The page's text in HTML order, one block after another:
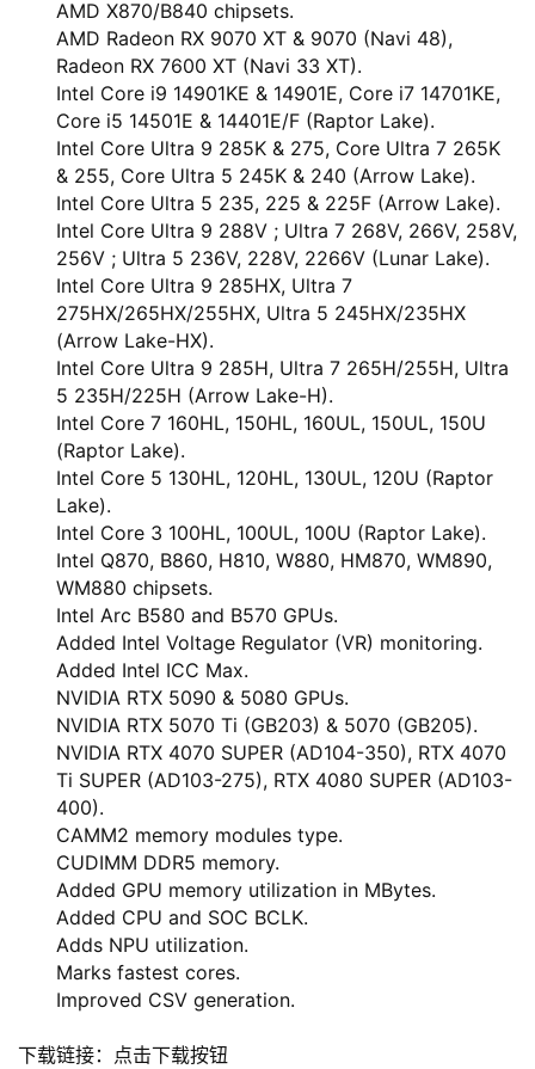
AMD X870/B840 chipsets.
AMD Radeon RX 9070 XT & 9070 (Navi 48),
Radeon RX 7600 XT (Navi 33 XT).
Intel Core i9 14901KE & 14901E, Core i7 14701KE,
Core i5 14501E & 14401E/F (Raptor Lake).
Intel Core Ultra 9 285K & 275, Core Ultra 7 265K
& 255, Core Ultra 5 245K & 240 (Arrow Lake).
Intel Core Ultra 5 235, 225 & 225F (Arrow Lake).
Intel Core Ultra 9 288V ; Ultra 7 268V, 266V, 258V,
256V ; Ultra 5 236V, 228V, 2266V (Lunar Lake).
Intel Core Ultra 9 285HX, Ultra 7
275HX/265HX/255HX, Ultra 5 245HX/235HX
(Arrow Lake-HX).
Intel Core Ultra 9 285H, Ultra 7 265H/255H, Ultra
5 235H/225H (Arrow Lake-H).
Intel Core 7 160HL, 150HL, 160UL, 150UL, 150U
(Raptor Lake).
Intel Core 5 130HL, 120HL, 130UL, 120U (Raptor
Lake).
Intel Core 3 100HL, 100UL, 100U (Raptor Lake).
Intel Q870, B860, H810, W880, HM870, WM890,
WM880 chipsets.
Intel Arc B580 and B570 GPUs.
Added Intel Voltage Regulator (VR) monitoring.
Added Intel ICC Max.
NVIDIA RTX 5090 & 5080 GPUs.
NVIDIA RTX 5070 Ti (GB203) & 5070 (GB205).
NVIDIA RTX 4070 SUPER (AD104-350), RTX 4070
Ti SUPER (AD103-275), RTX 4080 SUPER (AD103-
400).
CAMM2 memory modules type.
CUDIMM DDR5 memory.
Added GPU memory utilization in MBytes.
Added CPU and SOC BCLK.
Adds NPU utilization.
Marks fastest cores.
Improved CSV generation.
下载链接：点击下载按钮